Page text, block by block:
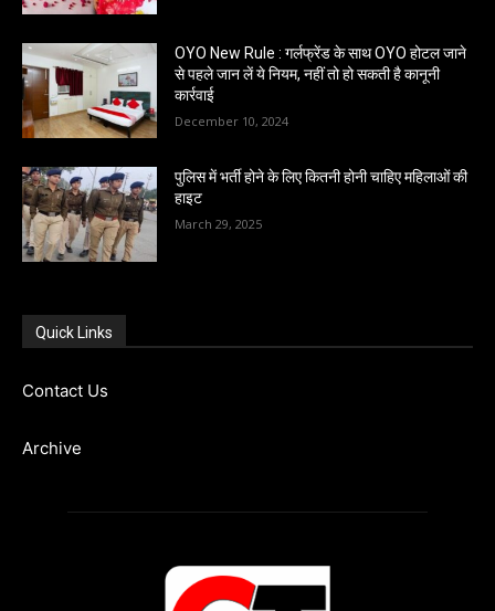
OYO New Rule : गर्लफ्रेंड के साथ OYO होटल जाने
से पहले जान लें ये नियम, नहीं तो हो सकती है कानूनी
कार्रवाई
December 10, 2024
पुलिस में भर्ती होने के लिए कितनी होनी चाहिए महिलाओं की
हाइट
March 29, 2025
Quick Links
Contact Us
Archive